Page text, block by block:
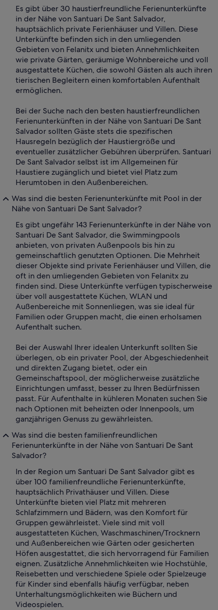
Es gibt über 30 haustierfreundliche Ferienunterkünfte
in der Nähe von Santuari De Sant Salvador,
hauptsächlich private Ferienhäuser und Villen. Diese
Unterkünfte befinden sich in den umliegenden
Gebieten von Felanitx und bieten Annehmlichkeiten
wie private Gärten, geräumige Wohnbereiche und voll
ausgestattete Küchen, die sowohl Gästen als auch ihren
tierischen Begleitern einen komfortablen Aufenthalt
ermöglichen.
Bei der Suche nach den besten haustierfreundlichen
Ferienunterkünften in der Nähe von Santuari De Sant
Salvador sollten Gäste stets die spezifischen
Hausregeln bezüglich der Haustiergröße und
eventueller zusätzlicher Gebühren überprüfen. Santuari
De Sant Salvador selbst ist im Allgemeinen für
Haustiere zugänglich und bietet viel Platz zum
Herumtoben in den Außenbereichen.
Was sind die besten Ferienunterkünfte mit Pool in der
Nähe von Santuari De Sant Salvador?
Es gibt ungefähr 143 Ferienunterkünfte in der Nähe von
Santuari De Sant Salvador, die Swimmingpools
anbieten, von privaten Außenpools bis hin zu
gemeinschaftlich genutzten Optionen. Die Mehrheit
dieser Objekte sind private Ferienhäuser und Villen, die
oft in den umliegenden Gebieten von Felanitx zu
finden sind. Diese Unterkünfte verfügen typischerweise
über voll ausgestattete Küchen, WLAN und
Außenbereiche mit Sonnenliegen, was sie ideal für
Familien oder Gruppen macht, die einen erholsamen
Aufenthalt suchen.
Bei der Auswahl Ihrer idealen Unterkunft sollten Sie
überlegen, ob ein privater Pool, der Abgeschiedenheit
und direkten Zugang bietet, oder ein
Gemeinschaftspool, der möglicherweise zusätzliche
Einrichtungen umfasst, besser zu Ihren Bedürfnissen
passt. Für Aufenthalte in kühleren Monaten suchen Sie
nach Optionen mit beheizten oder Innenpools, um
ganzjährigen Genuss zu gewährleisten.
Was sind die besten familienfreundlichen
Ferienunterkünfte in der Nähe von Santuari De Sant
Salvador?
In der Region um Santuari De Sant Salvador gibt es
über 100 familienfreundliche Ferienunterkünfte,
hauptsächlich Privathäuser und Villen. Diese
Unterkünfte bieten viel Platz mit mehreren
Schlafzimmern und Bädern, was den Komfort für
Gruppen gewährleistet. Viele sind mit voll
ausgestatteten Küchen, Waschmaschinen/Trocknern
und Außenbereichen wie Gärten oder gesicherten
Höfen ausgestattet, die sich hervorragend für Familien
eignen. Zusätzliche Annehmlichkeiten wie Hochstühle,
Reisebetten und verschiedene Spiele oder Spielzeuge
für Kinder sind ebenfalls häufig verfügbar, neben
Unterhaltungsmöglichkeiten wie Büchern und
Videospielen.